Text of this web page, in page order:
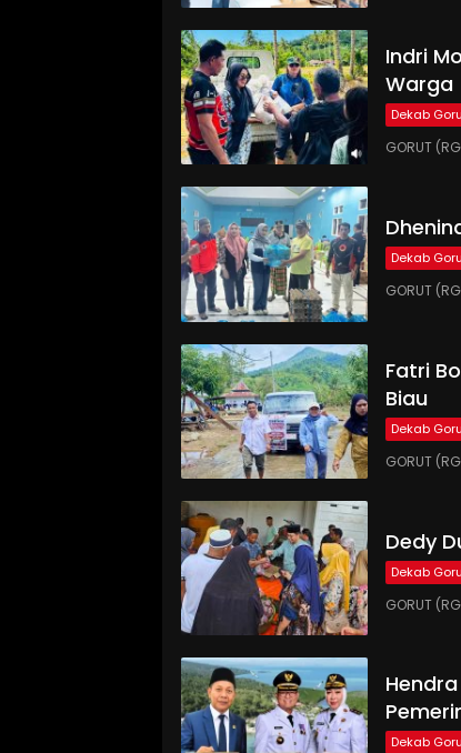
Indri
Warga
Dekab
GORUT
Dekab
GORUT
Fatri
Biau
Dekab
GORUT
Dedy
Dekab
GORUT
Dekab